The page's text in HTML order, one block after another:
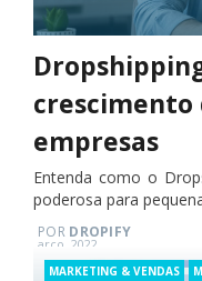
crescimento
empresas
Entenda como o
poderosa para
sem aumentos de
POR DROPIFY
Posted
on
arço, 2022
Categories
MARKETING & VENDAS